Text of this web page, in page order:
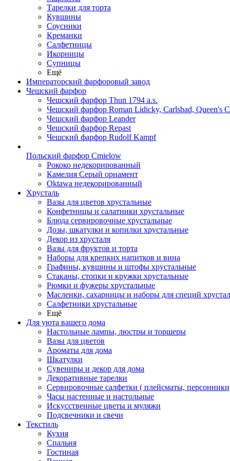
Тарелки для торта
Кувшины
Соусники
Креманки
Салфетницы
Икорницы
Супницы
Ещё
Императорский фарфоровый завод
Чешский фарфор
Чешский фарфор Thun 1794 a.s.
Чешский фарфор Roman Lidicky, Carlsbad, Queen's
Чешский фарфор Leander
Чешский фарфор Repast
Чешский фарфор Rudolf Kampf
Польский фарфор Сmielow
Рококо недекорированный
Камелия Серый орнамент
Oktawa недекорированный
Хрусталь
Вазы для цветов хрустальные
Конфетницы и салатники хрустальные
Блюда сервировочные хрустальные
Дозы, шкатулки и копилки хрустальные
Декор из хрусталя
Вазы для фруктов и торта
Наборы для крепких напитков и вина
Графины, кувшины и штофы хрустальные
Стаканы, стопки и кружки хрустальные
Рюмки и фужеры хрустальные
Масленки, сахарницы и наборы для специй
Салфетники хрустальные
Ещё
Для уюта вашего дома
Настольные лампы, люстры и торшеры
Вазы для цветов
Ароматы для дома
Шкатулки
Сувениры и декор для дома
Декоративные тарелки
Сервировочные салфетки ( плейсматы,
Часы настенные и настольные
Искусственные цветы и муляжи
Подсвечники и свечи
Текстиль
Кухня
Спальня
Гостиная